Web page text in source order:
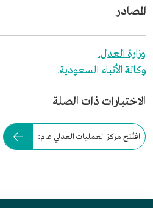
المصادر
وزارة العدل.
وكالة الأنباء السعودية.
الاختبارات ذات الصلة
افتُتح مركز العمليات العدلي عام: